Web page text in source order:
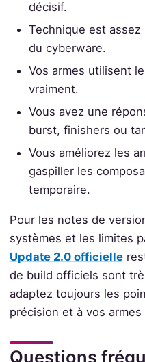
décisif.
Technique est
du cyberware.
Vos armes utilisent
vraiment.
Vous avez une
burst, finishers ou
Vous améliorez les
gaspiller les
temporaire.
Pour les notes de
systèmes et les limites
Update 2.0 officielle
de build officiels sont
adaptez toujours les
précision et à vos
Questions